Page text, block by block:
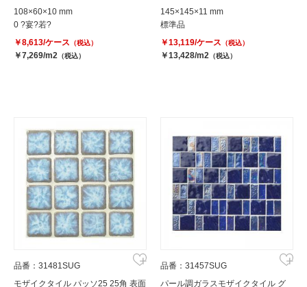
108×60×10 mm
0 ?宴?若?
￥8,613/ケース （税込）
￥7,269/m2 （税込）
145×145×11 mm
標準品
￥13,119/ケース （税込）
￥13,428/m2 （税込）
品番：31481SUG
モザイクタイル パッソ25 25角 表面
品番：31457SUG
パール調ガラスモザイクタイル グ